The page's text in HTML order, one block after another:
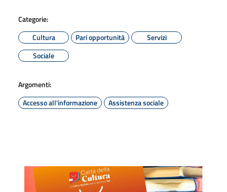
Categorie:
Cultura
Pari opportunità
Servizi
Sociale
Argomenti:
Accesso all'informazione
Assistenza sociale